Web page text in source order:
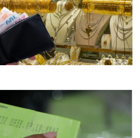
Ne Kadar? Güncel Gram ve
Değerleri